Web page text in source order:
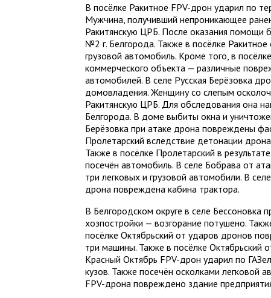
В посёлке Ракитное FPV-дрон ударил по
Мужчина, получивший непроникающее
Ракитянскую ЦРБ. После оказания помощи
№2 г. Белгорода. Также в посёлке
грузовой автомобиль. Кроме того, в
коммерческого объекта — различные
автомобилей. В селе Русская Берёзовка
домовладения. Женщину со слепым
Ракитянскую ЦРБ. Для обследования она
Белгорода. В доме выбиты окна и
Берёзовка при атаке дрона повреждены
Пролетарский вследствие детонации
Также в посёлке Пролетарский в
посечён автомобиль. В селе Бобрава от
три легковых и грузовой автомобили. В
дрона повреждена кабина трактора.
В Белгородском округе в селе Бессоновка
хозпостройки — возгорание потушено.
посёлке Октябрьский от ударов дронов
три машины. Также в посёлке Октябрьский
Красный Октябрь FPV-дрон ударил по
кузов. Также посечён осколками легковой
FPV-дрона повреждено здание